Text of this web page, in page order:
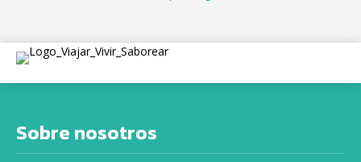
Sobre nosotros